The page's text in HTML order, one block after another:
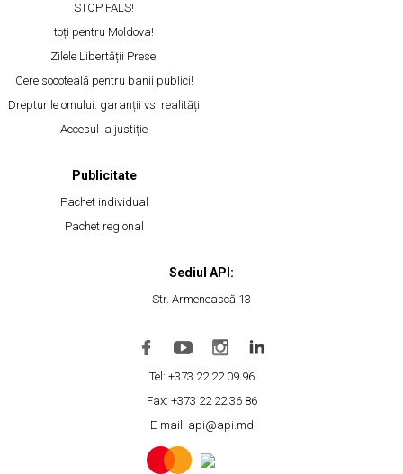
STOP FALS!
toți pentru Moldova!
Zilele Libertății Presei
Cere socoteală pentru banii publici!
Drepturile omului: garanții vs. realități
Accesul la justiție
Publicitate
Pachet individual
Pachet regional
Sediul API:
Str. Armenească 13
Tel: +373 22 22 09 96
Fax: +373 22 22 36 86
E-mail: api@api.md